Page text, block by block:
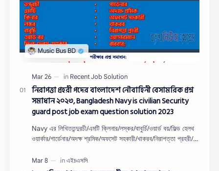
নিরাপত্তা প্রহরী পদের বাংলাদেশ নৌবাহিনী বেসামরিক প্রশ্ন
সমাধান ২০২৩, Bangladesh Navy is civilian Security
guard post job exam question solution 2023
Navy এর লিখিততন্দুরচী/এমটি ক্লিনার/লস্কর/বাবুর্চি/ওয়ার্ড বয়/ফিল্ড হেলথ
ওয়ার্কার/গার্ডেনার/অদক্ষ শ্রমিক/অফসেট সহকারী/খাকরব/নিরাপত্তা প্রহরী/